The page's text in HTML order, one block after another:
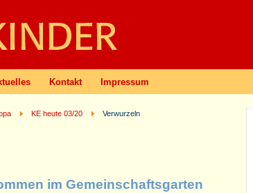
Kontakt Impressum
KE heute 03/20 Verwurzeln
im Gemeinschaftsgarten